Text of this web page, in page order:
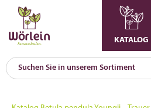
KATALOG